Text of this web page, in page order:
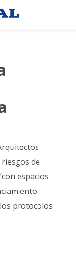
de
espacios
protocolos